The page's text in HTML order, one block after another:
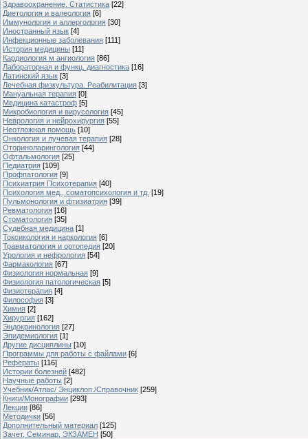
Здравоохранение. Статистика [22]
Диетология и валеология [6]
Иммунология и аллергология [30]
Иностранный язык [4]
Инфекционные заболевания [111]
История медицины [11]
Кардиология м ангиология [86]
Лабораторная и функц. диагностика [16]
Латинский язык [3]
Лечебная физкультура. Реабилитация [3]
Мануальная терапия [0]
Медицина катастроф [5]
Микробиология и вирусология [45]
Неврология и нейрохирургия [55]
Неотложная помощь [10]
Онкология и лучевая терапия [28]
Оториноларингология [44]
Офтальмология [25]
Педиатрия [109]
Профпатология [9]
Психиатрия Психотерапия [40]
Психология мед., соматопсихология и тд. [19]
Пульмонология и фтизиатрия [39]
Ревматология [16]
Стоматология [35]
Судебная медицина [1]
Токсикология и наркология [6]
Травматология и ортопедия [20]
Урология и нефрология [54]
Фармакология [67]
Физиология нормальная [9]
Физиология патологическая [5]
Физиотерапия [4]
Философия [3]
Химия [2]
Хирургия [162]
Эндокринология [27]
Эпидемиология [1]
Другие дисциплины [10]
Программы для работы с файлами [6]
Рефераты [116]
Истории болезней [482]
Научные работы [2]
Учебник/Атлас/ Энциклоп./Справочник [259]
Книги/Монографии [293]
Лекции [86]
Методички [56]
Дополнительный материал [125]
Зачет, Семинар, ЭКЗАМЕН [50]